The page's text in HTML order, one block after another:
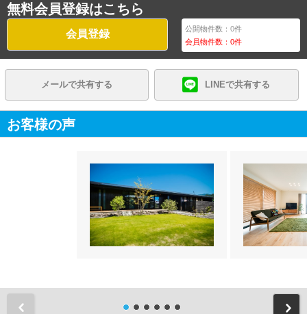
無料会員登録はこちら
会員登録 公開物件数：0件
会員物件数：0件
メールで共有する LINEで共有する
お客様の声